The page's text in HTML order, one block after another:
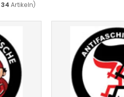
34 Artikeln)